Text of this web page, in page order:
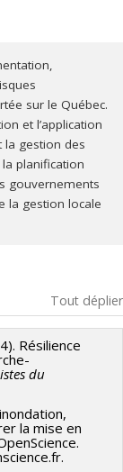
sur le Québec.
et l’application
la gestion des
planification
gouvernements
la gestion locale
Tout déplier
Résilience
du
la mise en